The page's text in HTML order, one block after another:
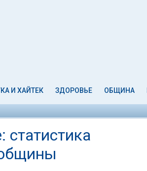
И ХАЙТЕК ЗДОРОВЬЕ ОБЩИНА
статистика